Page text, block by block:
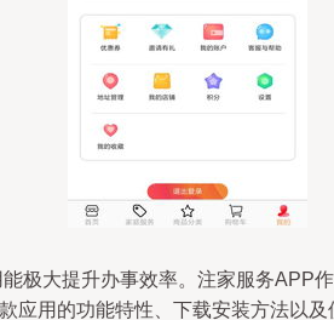
极大提升办事效率。注家服务APP
用的功能特性、下载安装方法以及